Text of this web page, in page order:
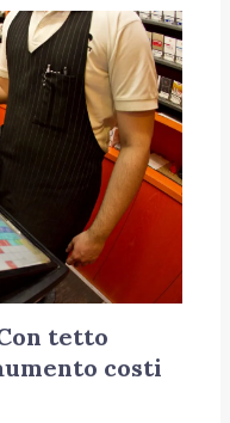
tetto
costi